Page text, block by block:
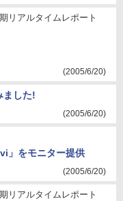
リアルタイムレポート
(2005/6/20)
ました!
(2005/6/20)
」をモニター提供
(2005/6/20)
リアルタイムレポート